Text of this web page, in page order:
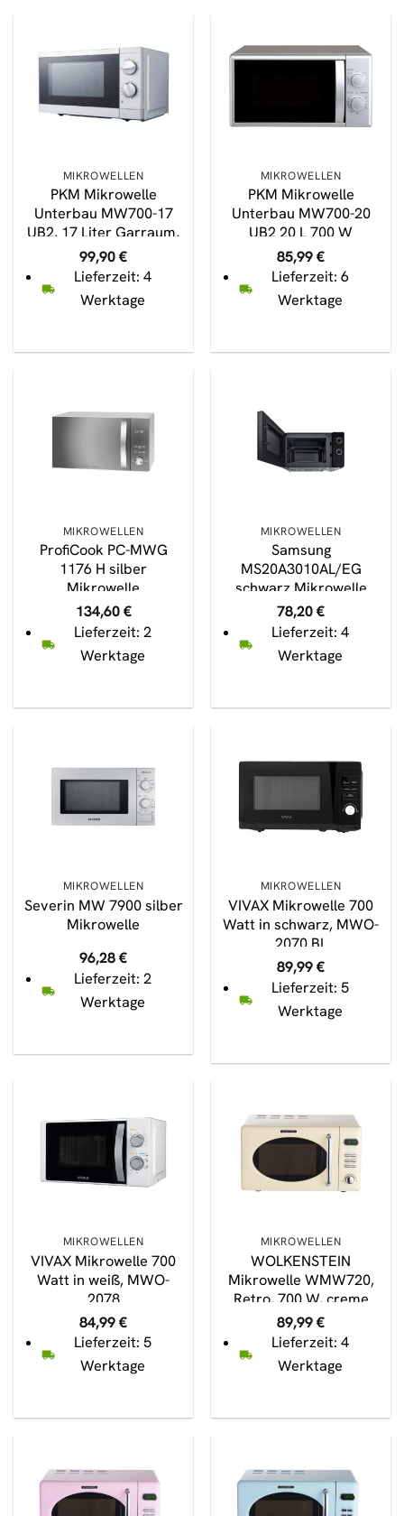
MIKROWELLEN
PKM Mikrowelle
Unterbau MW700-17
UB2, 17 Liter Garraum,
700 Watt
99,90€
Lieferzeit: 4
Werktage
MIKROWELLEN
PKM Mikrowelle
Unterbau MW700-20
UB2 20 L 700 W
85,99€
Lieferzeit: 6
Werktage
MIKROWELLEN
ProfiCook PC-MWG
1176 H silber
Mikrowelle
134,60€
Lieferzeit: 2
Werktage
MIKROWELLEN
Samsung
MS20A3010AL/EG
schwarz Mikrowelle
78,20€
Lieferzeit: 4
Werktage
MIKROWELLEN
Severin MW 7900 silber
Mikrowelle
96,28€
Lieferzeit: 2
Werktage
MIKROWELLEN
VIVAX Mikrowelle 700
Watt in schwarz, MWO-
2070 BL
89,99€
Lieferzeit: 5
Werktage
MIKROWELLEN
VIVAX Mikrowelle 700
Watt in weiß, MWO-
2078
84,99€
Lieferzeit: 5
Werktage
MIKROWELLEN
WOLKENSTEIN
Mikrowelle WMW720,
Retro, 700 W, creme
89,99€
Lieferzeit: 4
Werktage